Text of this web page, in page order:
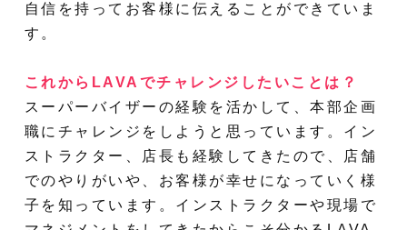
自信を持ってお客様に伝えることができていま
す。
これからLAVAでチャレンジしたいことは？
スーパーバイザーの経験を活かして、本部企画
職にチャレンジをしようと思っています。イン
ストラクター、店長も経験してきたので、店舗
でのやりがいや、お客様が幸せになっていく様
子を知っています。インストラクターや現場で